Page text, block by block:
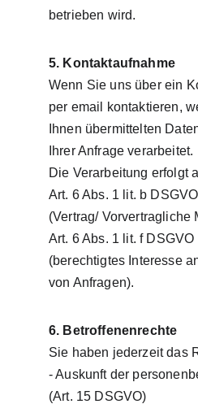
betrieben wird.
5. Kontaktaufnahme
Wenn Sie uns über ein
per email kontaktieren,
Ihnen übermittelten
Ihrer Anfrage verarbeitet.
Die Verarbeitung erfolgt
Art. 6 Abs. 1 lit. b DSGVO
(Vertrag/ Vorvertragliche
Art. 6 Abs. 1 lit. f DSGVO
(berechtigtes Interesse
von Anfragen).
6. Betroffenenrechte
Sie haben jederzeit das
- Auskunft der
(Art. 15 DSGVO)